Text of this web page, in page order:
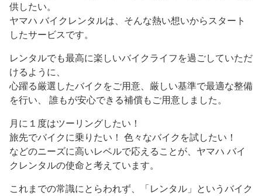
供したい。
ヤマハ バイクレンタルは、そんな熱い想いからスタート
したサービスです。
レンタルでも最高に楽しいバイクライフを過ごしていただ
けるように、
心躍る厳選したバイクをご用意、厳しい基準で最適な整備
を行い、 誰もが安心できる補償もご用意しました。
月に１度はツーリングしたい！
旅先でバイクに乗りたい！ 色々なバイクを試したい！
などのニーズに高いレベルで応えることが、ヤマハ バイ
クレンタルの使命と考えています。
これまでの常識にとらわれず、「レンタル」というバイク